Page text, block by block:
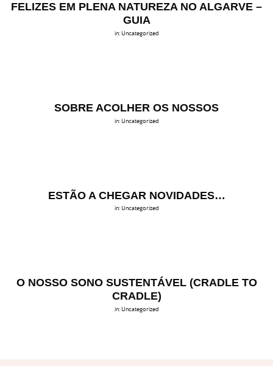
FELIZES EM PLENA NATUREZA NO ALGARVE –
GUIA
in: Uncategorized
SOBRE ACOLHER OS NOSSOS
in: Uncategorized
ESTÃO A CHEGAR NOVIDADES…
in: Uncategorized
O NOSSO SONO SUSTENTÁVEL (CRADLE TO
CRADLE)
in: Uncategorized